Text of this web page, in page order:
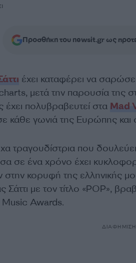
Προσθήκη του newsit.gr ως
έχει καταφέρει να
μετά την παρουσία
έχει πολυβραβευτεί στα Mad
κάθε γωνιά της Ευρώπης και
τραγουδίστρια που
σε ένα χρόνο έχει
στην κορυφή της ελληνικής
Σάττι με τον τίτλο «POP»,
Awards.
ΔΙΑΦΗΜΙΣΗ